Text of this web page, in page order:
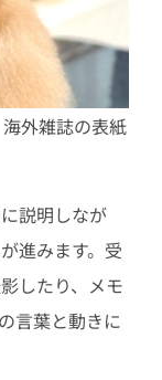
外雑誌の表紙
説明しなが
進みます。受
したり、メモ
言葉と動きに